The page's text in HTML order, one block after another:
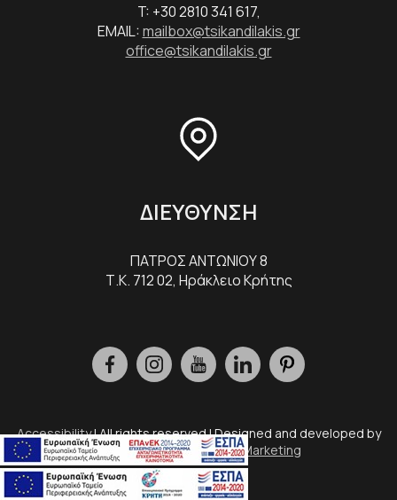
T: +30 2810 341 617,
EMAIL:mailbox@tsikandilakis.gr
office@tsikandilakis.gr
ΔΙΕΥΘΥΝΣΗ
ΠΑΤΡΟΣ ΑΝΤΩΝΙΟΥ 8
Τ.Κ. 712 02, Ηράκλειο Κρήτης
Accessibility| All rights reserved | Designed and developed by
Eyewide - Hotel Internet Marketing